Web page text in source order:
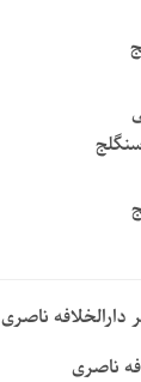
دارالخلافه ناصری
ناصری